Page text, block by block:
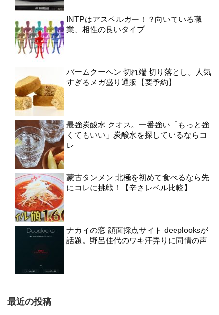
INTPはアスペルガー！？向いている職
業、相性の良いタイプ
バームクーヘン 切れ端 切り落とし。人気
すぎるメガ盛り通販【要予約】
最強炭酸水 クオス。一番強い「もっと強
くてもいい」炭酸水を探しているならコ
レ
蒙古タンメン 北極を初めて食べるなら先
にコレに挑戦！【辛さレベル比較】
ナカイの窓 顔面採点サイト deeplooksが
話題。野呂佳代のワキ汗弄りに同情の声
最近の投稿